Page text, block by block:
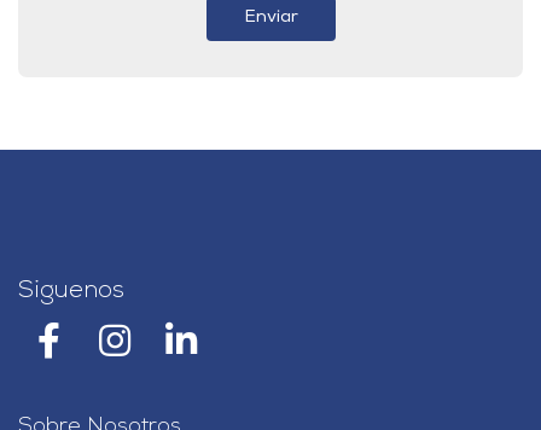
Enviar
Siguenos